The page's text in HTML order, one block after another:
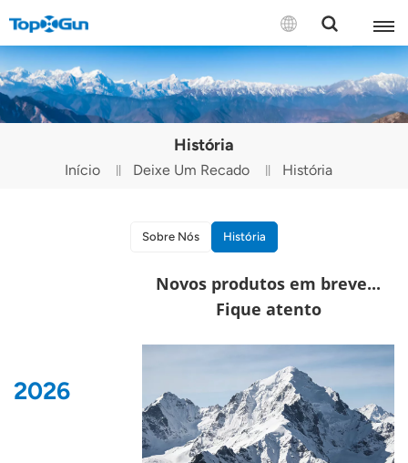
CONTATE-NOS
English
Español
Português(Portugal)
Português(Brasil)
História
Início Deixe Um Recado História
Sobre Nós História
2026
Novos produtos em breve...
Fique atento